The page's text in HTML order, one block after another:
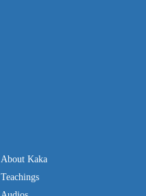
About Kaka
Teachings